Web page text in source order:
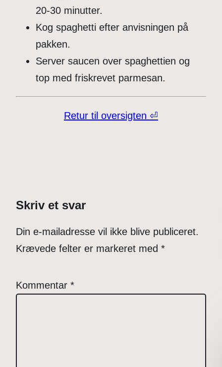
20-30 minutter.
Kog spaghetti efter anvisningen på
pakken.
Server saucen over spaghettien og
top med friskrevet parmesan.
Retur til oversigten ⏎
Skriv et svar
Din e-mailadresse vil ikke blive publiceret.
Krævede felter er markeret med *
Kommentar *